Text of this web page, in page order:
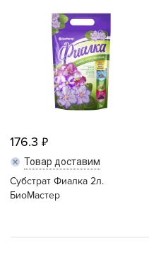
176.3
Товар доставим
Субстрат Фиалка 2л.
БиоМастер